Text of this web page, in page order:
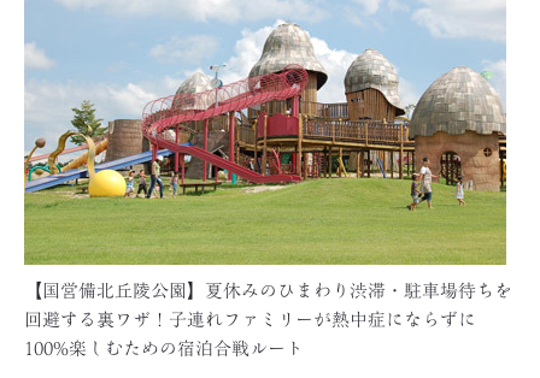
【国営備北丘陵公園】夏休みのひまわり渋滞・駐車場待ちを
回避する裏ワザ！子連れファミリーが熱中症にならずに
100%楽しむための宿泊合戦ルート